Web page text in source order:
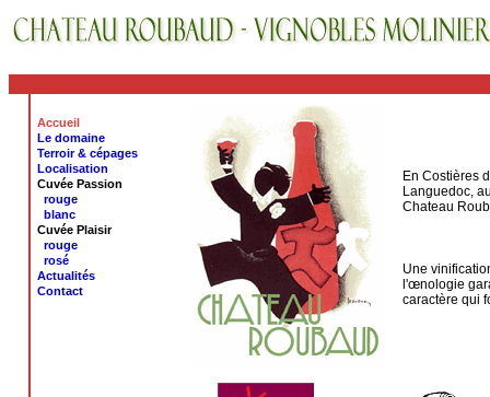
Accueil
Le domaine
Terroir & cépages
Localisation
Cuvée Passion
rouge
blanc
Cuvée Plaisir
rouge
rosé
Actualités
Contact
En Costières
Languedoc,
Chateau
Une
l'œnologie
caractère qui